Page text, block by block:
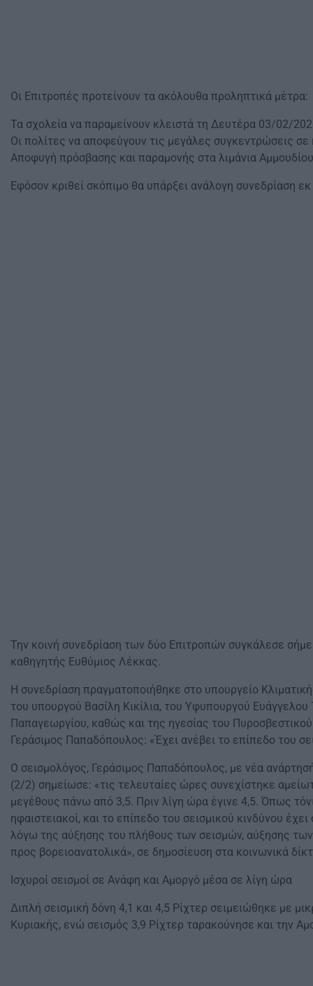
Οι Επιτροπές προτείνουν τα ακόλουθα προληπτικά μέτρα:
Τα σχολεία να παραμείνουν κλειστά τη Δευτέρα 03/02/
Οι πολίτες να αποφεύγουν τις μεγάλες συγκεντρώσεις
Αποφυγή πρόσβασης και παραμονής στα λιμάνια
Εφόσον κριθεί σκόπιμο θα υπάρξει ανάλογη συνεδρίαση
Την κοινή συνεδρίαση των δύο Επιτροπών συγκάλεσε
καθηγητής Ευθύμιος Λέκκας.
Η συνεδρίαση πραγματοποιήθηκε στο υπουργείο
του υπουργού Βασίλη Κικίλια, του Υφυπουργού
Παπαγεωργίου, καθώς και της ηγεσίας του
Γεράσιμος Παπαδόπουλος: «Έχει ανέβει το επίπεδο του
Ο σεισμολόγος, Γεράσιμος Παπαδόπουλος, με νέα
(2/2) σημείωσε: «τις τελευταίες ώρες συνεχίστηκε
μεγέθους πάνω από 3,5. Πριν λίγη ώρα έγινε 4,5. Όπως
ηφαιστειακοί, και το επίπεδο του σεισμικού κινδύνου
λόγω της αύξησης του πλήθους των σεισμών, αύξησης
προς βορειοανατολικά», σε δημοσίευση στα κοινωνικά
Ισχυροί σεισμοί σε Ανάφη και Αμοργό μέσα σε λίγη ώρα
Διπλή σεισμική δόνη 4,1 και 4,5 Ρίχτερ σειμειώθηκε με
Κυριακής, ενώ σεισμός 3,9 Ρίχτερ ταρακούνησε και την